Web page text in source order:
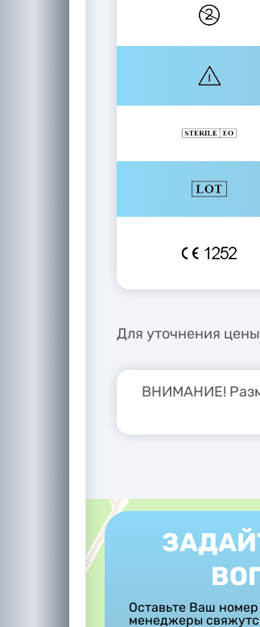
Для уточнения
ВНИМАНИЕ!
Оставьте Ваш
менеджеры